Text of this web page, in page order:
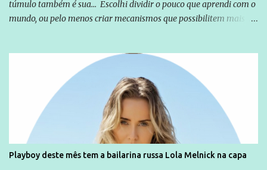
túmulo também é sua... Escolhi dividir o pouco que aprendi com o
mundo, ou pelo menos criar mecanismos que possibilitem mais e
empreendedor da comunicação, que além de informação
cotidiana, corriqueira e cada vez mais preocupantes, do tipo que
você já esta acostumado a ver neste espaço, vou trabalhar a ideia
que possibilite distribuir não só informações, mas que gere de
forma consistente a riqueza do conhecimento... Exemplo: o
cidadão brasileiro não precisa só ser informado sobre operações
da Lava Jato, Reformas que podem retirar ou não direitos, ou
quem vai ser preso ou não; é preciso levar até as pessoas, do mais
Playboy deste mês tem a bailarina russa Lola Melnick na capa